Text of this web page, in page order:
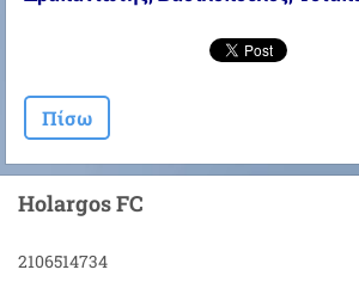
Πίσω
Holargos FC
2106514734